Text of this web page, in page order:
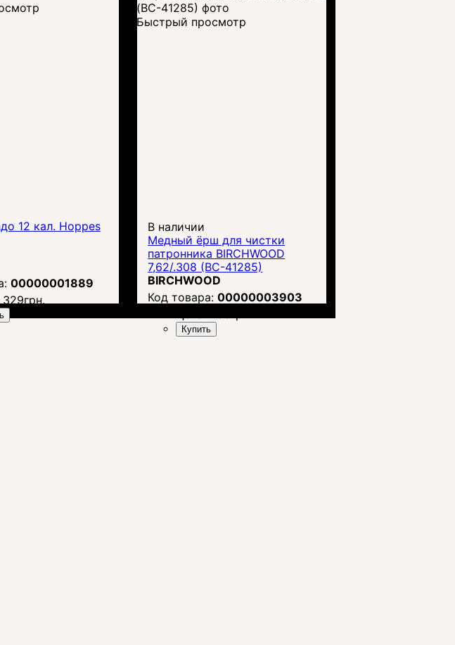
12 кал. Hoppes
00000001889
329грн.
Быстрый просмотр
В наличии
Медный ёрш для чистки
патронника BIRCHWOOD
7,62/.308 (BC-41285)
BIRCHWOOD
00000003903
Купить